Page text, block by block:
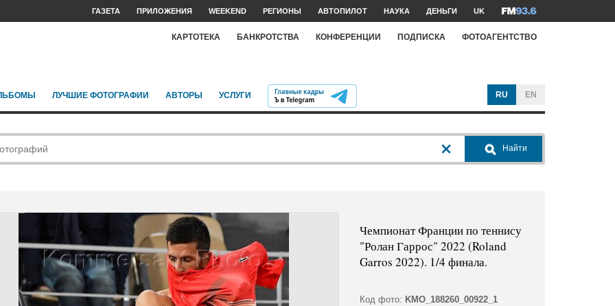
ГАЗЕТА ПРИЛОЖЕНИЯ WEEKEND РЕГИОНЫ АВТОПИЛОТ НАУКА ДЕНЬГИ UK
КАРТОТЕКА БАНКРОТСТВА КОНФЕРЕНЦИИ ПОДПИСКА ФОТОАГЕНТСТВО
ЛУЧШИЕ ФОТОГРАФИИ АВТОРЫ УСЛУГИ RU EN
Найти
Чемпионат Франции по теннису
"Ролан Гаррос" 2022 (Roland
Garros 2022). 1/4 финала.
Код фото: KMO_188260_00922_1